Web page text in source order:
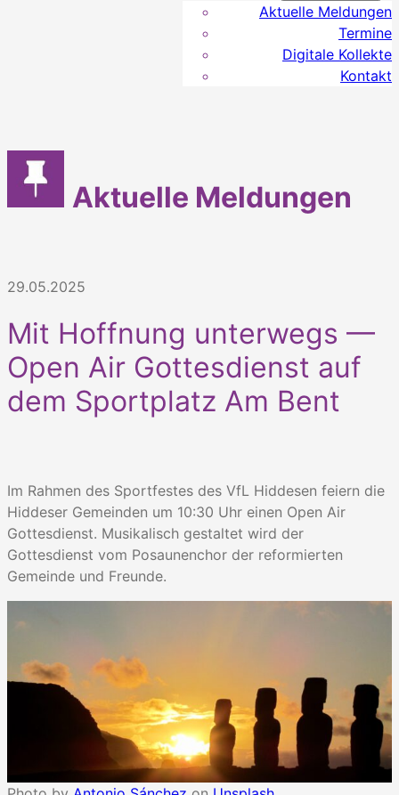
Aktuelle Meldungen
Termine
Digitale Kollekte
Kontakt
Aktuelle Meldungen
29.05.2025
Mit Hoffnung unterwegs —
Open Air Gottesdienst auf
dem Sportplatz Am Bent
Im Rahmen des Sportfestes des VfL Hiddesen feiern die
Hiddeser Gemeinden um 10:30 Uhr einen Open Air
Gottesdienst. Musikalisch gestaltet wird der
Gottesdienst vom Posaunenchor der reformierten
Gemeinde und Freunde.